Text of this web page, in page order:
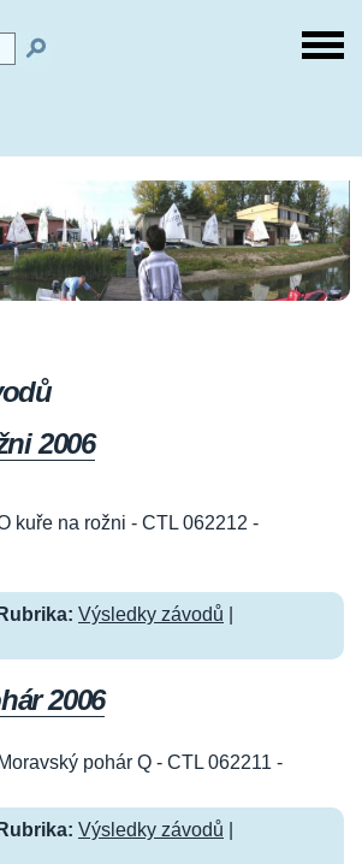
2006
kuře na rožni - CTL 062212 -
Rubrika: Výsledky závodů
2006
pohár Q - CTL 062211 -
Rubrika: Výsledky závodů